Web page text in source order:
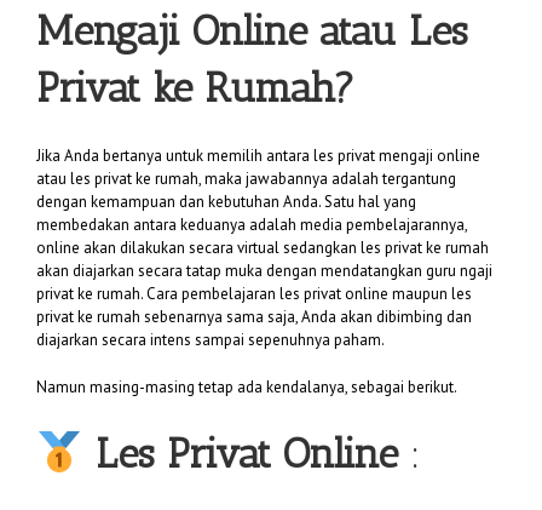
Mengaji Online atau Les
Privat ke Rumah?
Jika Anda bertanya untuk memilih antara les privat mengaji online
atau les privat ke rumah, maka jawabannya adalah tergantung
dengan kemampuan dan kebutuhan Anda. Satu hal yang
membedakan antara keduanya adalah media pembelajarannya,
online akan dilakukan secara virtual sedangkan les privat ke rumah
akan diajarkan secara tatap muka dengan mendatangkan guru ngaji
privat ke rumah. Cara pembelajaran les privat online maupun les
privat ke rumah sebenarnya sama saja, Anda akan dibimbing dan
diajarkan secara intens sampai sepenuhnya paham.
Namun masing-masing tetap ada kendalanya, sebagai berikut.
Les Privat Online: